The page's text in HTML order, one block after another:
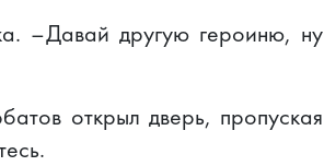
–Давай другую героиню, ну
открыл дверь, пропуская